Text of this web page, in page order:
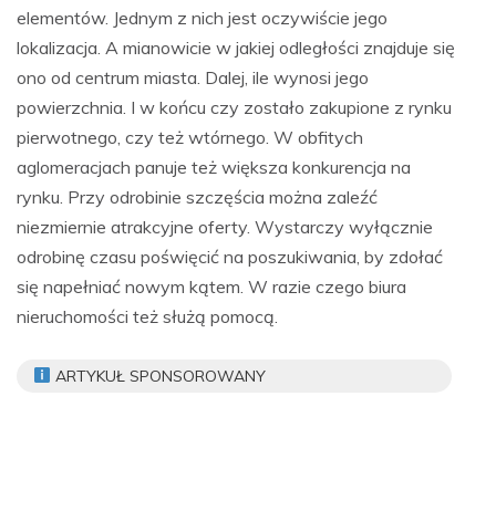
elementów. Jednym z nich jest oczywiście jego
lokalizacja. A mianowicie w jakiej odległości znajduje się
ono od centrum miasta. Dalej, ile wynosi jego
powierzchnia. I w końcu czy zostało zakupione z rynku
pierwotnego, czy też wtórnego. W obfitych
aglomeracjach panuje też większa konkurencja na
rynku. Przy odrobinie szczęścia można zaleźć
niezmiernie atrakcyjne oferty. Wystarczy wyłącznie
odrobinę czasu poświęcić na poszukiwania, by zdołać
się napełniać nowym kątem. W razie czego biura
nieruchomości też służą pomocą.
ARTYKUŁ SPONSOROWANY